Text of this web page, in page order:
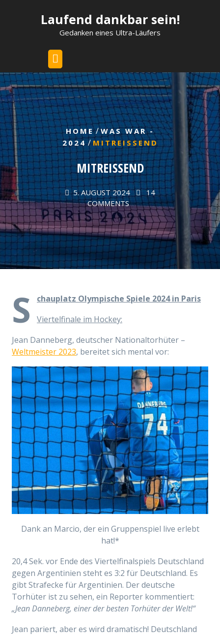
Laufend dankbar sein!
Gedanken eines Ultra-Läufers
HOME/WAS WAR -
2024/MITREISSEND
MITREISSEND
5. AUGUST 2024
14
COMMENTS
S
chauplatz Olympische Spiele 2024 in Paris
Viertelfinale im Hockey:
Jean Danneberg, deutscher Nationaltorhüter –
Weltmeister 2023, bereitet sich mental vor:
Dank an Marcio, der ein Gruppenspiel live erlebt
hat!*
20,4 Sek. vor Ende des Viertelfinalspiels Deutschland
gegen Argentinien steht es 3:2 für Deutschland. Es
gibt Strafecke für Argentinien. Der deutsche
Torhüter ist zu sehen, ein Reporter kommentiert:
„Jean Danneberg, einer der besten Torhüter der Welt!“
Jean pariert, aber es wird dramatisch! Deutschland